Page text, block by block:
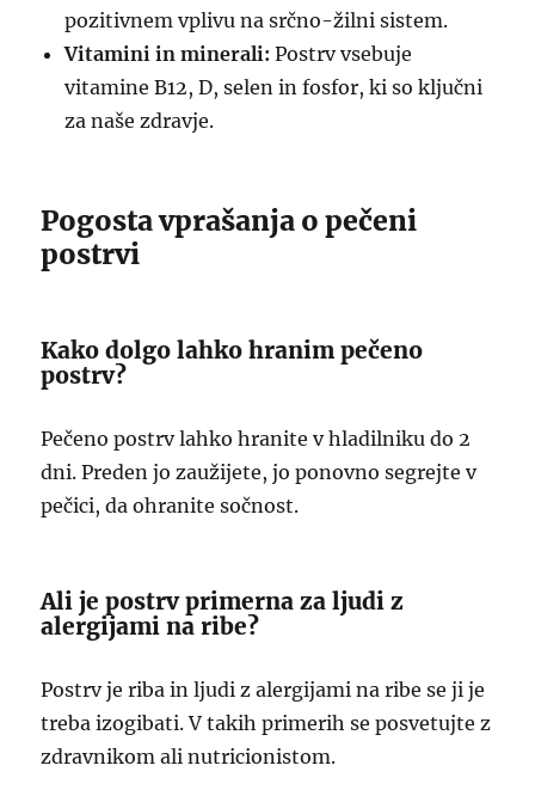
pozitivnem vplivu na srčno-žilni sistem.
Vitamini in minerali: Postrv vsebuje
vitamine B12, D, selen in fosfor, ki so ključni
za naše zdravje.
Pogosta vprašanja o pečeni
postrvi
Kako dolgo lahko hranim pečeno
postrv?
Pečeno postrv lahko hranite v hladilniku do 2
dni. Preden jo zaužijete, jo ponovno segrejte v
pečici, da ohranite sočnost.
Ali je postrv primerna za ljudi z
alergijami na ribe?
Postrv je riba in ljudi z alergijami na ribe se ji je
treba izogibati. V takih primerih se posvetujte z
zdravnikom ali nutricionistom.